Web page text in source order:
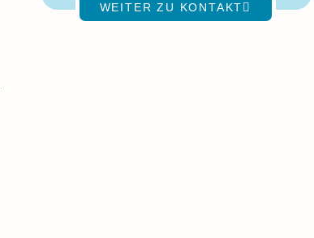
WEITER ZU KONTAKT